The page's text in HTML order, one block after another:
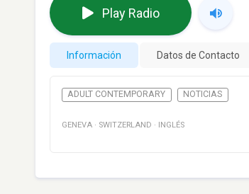
Play Radio
Información Datos de Contacto
ADULT CONTEMPORARY NOTICIAS
GENEVA · SWITZERLAND · INGLÉS